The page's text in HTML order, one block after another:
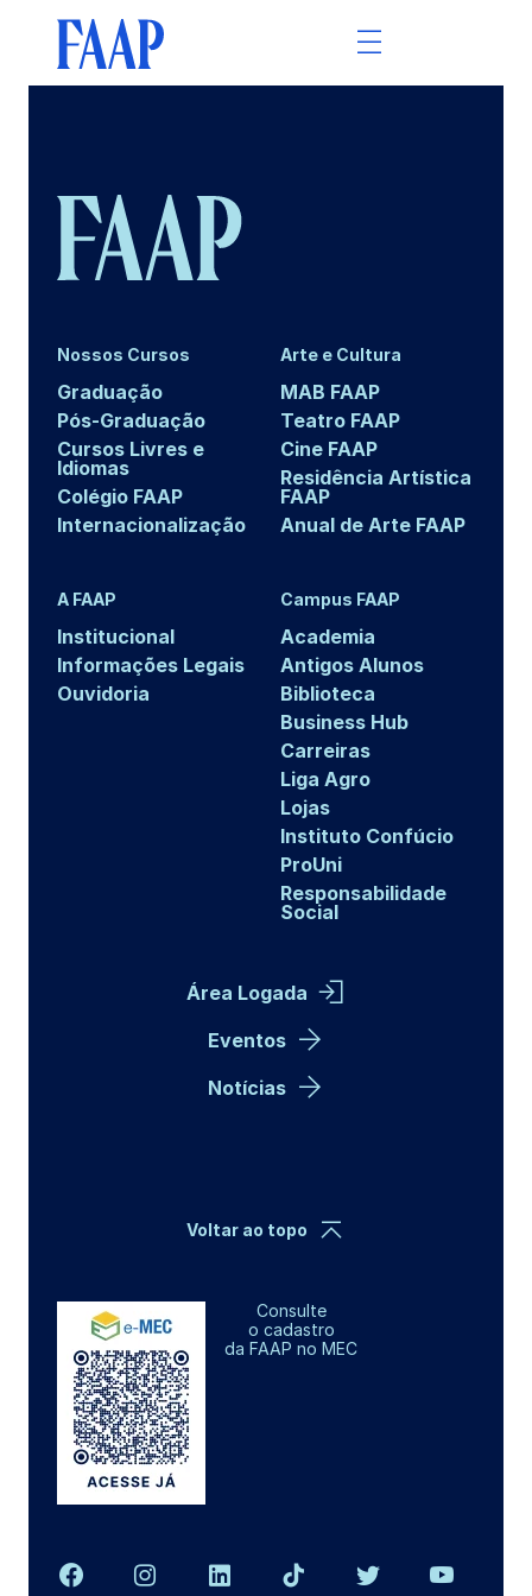
Nossos Cursos
Graduação
Pós-Graduação
Cursos Livres e
Idiomas
Colégio FAAP
Internacionalização
Arte e Cultura
MAB FAAP
Teatro FAAP
Cine FAAP
Residência Artística
FAAP
Anual de Arte FAAP
A FAAP
Institucional
Informações Legais
Ouvidoria
Campus FAAP
Academia
Antigos Alunos
Biblioteca
Business Hub
Carreiras
Liga Agro
Lojas
Instituto Confúcio
ProUni
Responsabilidade
Social
Área Logada
Eventos
Notícias
Consulte
o cadastro
da FAAP no MEC
Voltar ao topo